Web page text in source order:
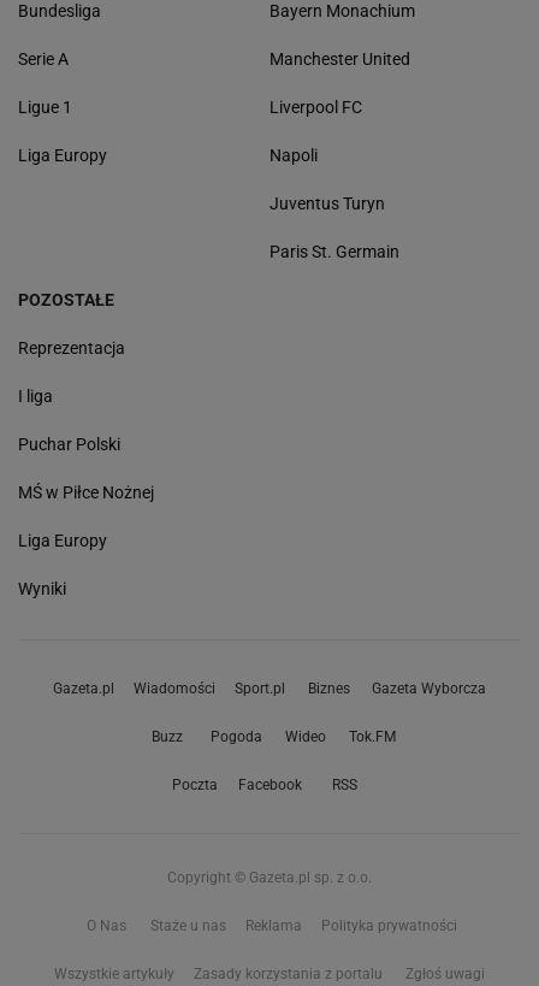
Bundesliga
Serie A
Ligue 1
Liga Europy
Bayern Monachium
Manchester United
Liverpool FC
Napoli
Juventus Turyn
Paris St. Germain
POZOSTAŁE
Reprezentacja
I liga
Puchar Polski
MŚ w Piłce Nożnej
Liga Europy
Wyniki
Gazeta.pl Wiadomości Sport.pl Biznes Gazeta Wyborcza
Buzz Pogoda Wideo Tok.FM
Poczta Facebook RSS
Copyright © Gazeta.pl sp. z o.o.
O Nas Staże u nas Reklama Polityka prywatności
Wszystkie artykuły Zasady korzystania z portalu Zgłoś uwagi